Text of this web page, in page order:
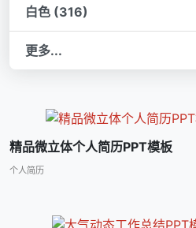
白色 (316)
更多...
精品微立体个人简历PPT模板
个人简历